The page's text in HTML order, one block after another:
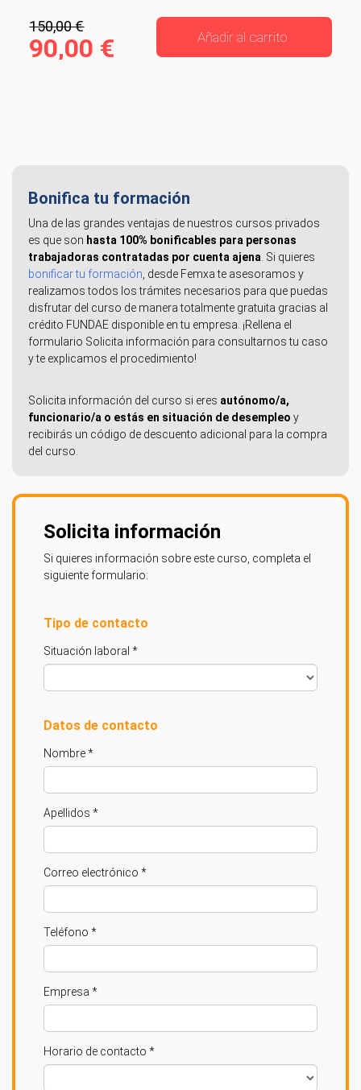
150,00 €
90,00 € Añadir al carrito
Bonifica tu formación
Una de las grandes ventajas de nuestros cursos privados
es que son hasta 100% bonificables para personas
trabajadoras contratadas por cuenta ajena . Si quieres
bonificar tu formación , desde Femxa te asesoramos y
realizamos todos los trámites necesarios para que puedas
disfrutar del curso de manera totalmente gratuita gracias al
crédito FUNDAE disponible en tu empresa. ¡Rellena el
formulario Solicita información para consultarnos tu caso
y te explicamos el procedimiento!
Solicita información del curso si eres autónomo/a,
funcionario/a o estás en situación de desempleo y
recibirás un código de descuento adicional para la compra
del curso.
Solicita información
Si quieres información sobre este curso, completa el
siguiente formulario:
Tipo de contacto
Situación laboral *
Datos de contacto
Nombre *
Apellidos *
Correo electrónico *
Teléfono *
Empresa *
Horario de contacto *